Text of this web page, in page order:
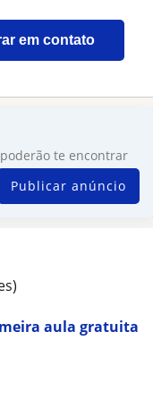
em contato
te encontrar
Publicar anúncio
aula gratuita